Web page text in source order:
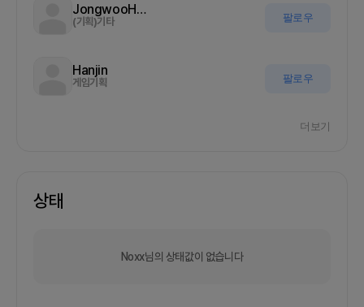
JongwooHan
(기획)기타 팔로우
Hanjin
게임기획 팔로우
더보기
상태
Noxx님의 상태값이 없습니다